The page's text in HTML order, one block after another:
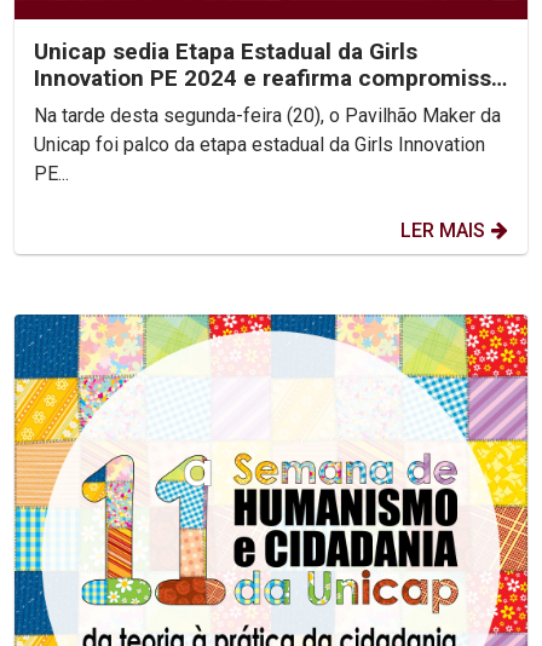
Unicap sedia Etapa Estadual da Girls
Innovation PE 2024 e reafirma compromisso
com educação...
Na tarde desta segunda-feira (20), o Pavilhão Maker da
Unicap foi palco da etapa estadual da Girls Innovation
PE...
LER MAIS